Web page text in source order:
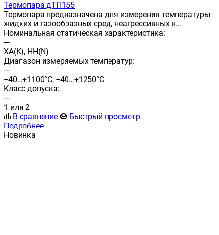
Термопара дТП155
Термопара предназначена для измерения температуры
жидких и газообразных сред, неагрессивных к...
Номинальная статическая характеристика:
—
ХА(K), НН(N)
Диапазон измеряемых температур:
—
−40…+1100°C, −40…+1250°С
Класс допуска:
—
1 или 2
В сравнение
Быстрый просмотр
Подробнее
Новинка